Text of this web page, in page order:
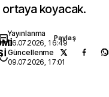
ortaya koyacak.
Yayınlanma
06.07.2026, 16:49
Güncellenme
09.07.2026, 17:01
Paylaş